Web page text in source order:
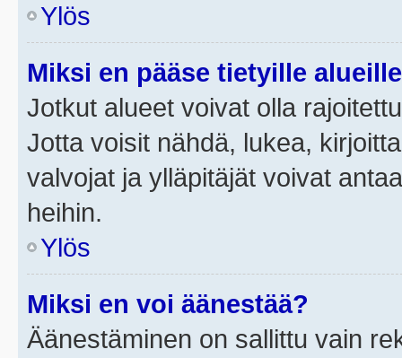
Ylös
Miksi en pääse tietyille
Jotkut alueet voivat olla
Jotta voisit nähdä, lukea,
valvojat ja ylläpitäjät voivat
heihin.
Ylös
Miksi en voi äänestää?
Äänestäminen on sallittu vain